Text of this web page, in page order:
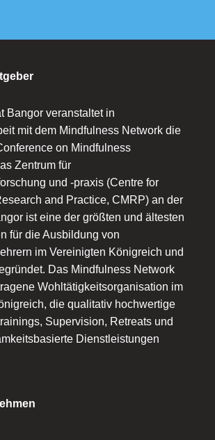
Bangor veranstaltet in
mit dem Mindfulness Network die
on Mindfulness
Zentrum für
und -praxis (Centre for
and Practice, CMRP) an der
ist eine der größten und ältesten
für die Ausbildung von
im Vereinigten Königreich und
Das Mindfulness Network
Wohltätigkeitsorganisation im
die qualitativ hochwertige
Supervision, Retreats und
Dienstleistungen